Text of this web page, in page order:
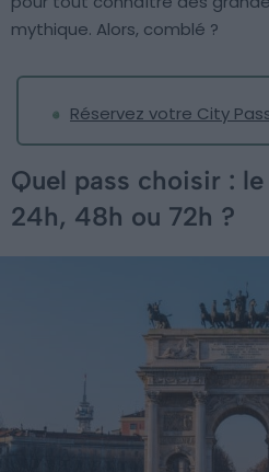
mythique. Alors, comblé ?
Réservez votre City
Quel pass choisir :
24h, 48h ou 72h ?